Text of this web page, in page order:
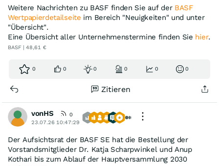
Weitere Nachrichten zu BASF finden Sie auf der BASF
Wertpapierdetailseite im Bereich "Neuigkeiten" und unter
"Übersicht".
Eine Übersicht aller Unternehmenstermine finden Sie hier.
BASF | 48,61 €
0 0 0 0 0 0
Zitieren
vonHS
0
23.07.26 10:47:29
Der Aufsichtsrat der BASF SE hat die Bestellung der
Vorstandsmitglieder Dr. Katja Scharpwinkel und Anup
Kothari bis zum Ablauf der Hauptversammlung 2030